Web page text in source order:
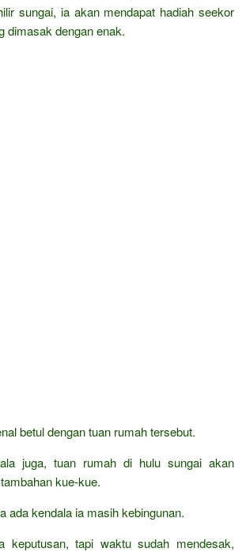
sungai, ia akan mendapat hadiah seekor
dimasak dengan enak.
betul dengan tuan rumah tersebut.
juga, tuan rumah di hulu sungai akan
kue-kue.
ada kendala ia masih kebingunan.
keputusan, tapi waktu sudah mendesak,